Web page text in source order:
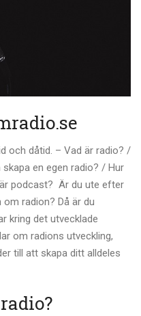
och dåtid. – Vad är radio? /
en egen radio? / Hur
podcast? Är du ute efter
radion? Då är du
kring det utvecklade
om radions utveckling,
till att skapa ditt alldeles